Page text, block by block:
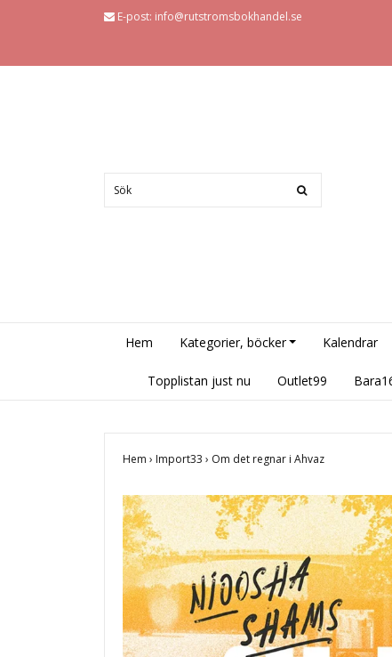
E-post: info@rutstromsbokhandel.se
Hem Kategorier, böcker Kalendrar
Topplistan just nu Outlet99
Hem › Import33 › Om det regnar i Ahvaz